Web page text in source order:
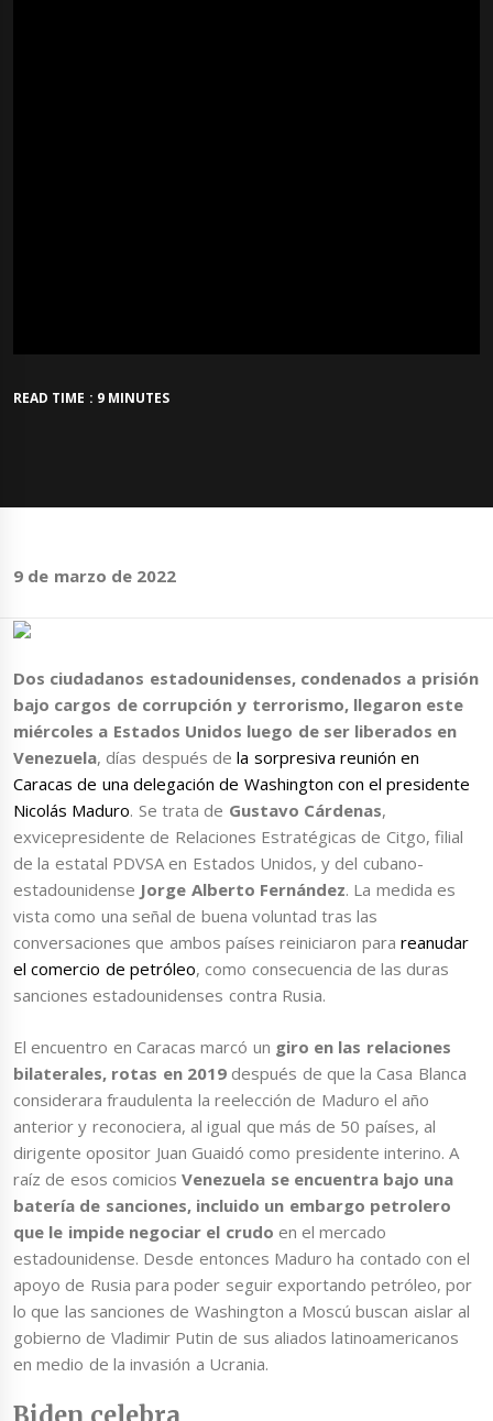
READ TIME : 9 MINUTES
9 de marzo de 2022
Dos ciudadanos estadounidenses, condenados a prisión
bajo cargos de corrupción y terrorismo,llegaron este
miércoles a Estados Unidos luego de ser liberados en
Venezuela, días después dela sorpresiva reunión en
Caracas de una delegación de Washington con el presidente
Nicolás Maduro. Se trata de Gustavo Cárdenas,
exvicepresidente de Relaciones Estratégicas de Citgo, filial
de la estatal PDVSA en Estados Unidos, y del cubano-
estadounidense Jorge Alberto Fernández. La medida es
vista como una señal de buena voluntad tras las
conversaciones que ambos países reiniciaron para reanudar
el comercio de petróleo, como consecuencia de las duras
sanciones estadounidenses contra Rusia.
El encuentro en Caracas marcó un giro en las relaciones
bilaterales, rotas en 2019después de que la Casa Blanca
considerara fraudulenta la reelección de Maduro el año
anterior y reconociera, al igual que más de 50 países, al
dirigente opositor Juan Guaidó como presidente interino. A
raíz de esos comiciosVenezuela se encuentra bajo una
batería de sanciones, incluido un embargo petrolero
que le impide negociar el crudo en el mercado
estadounidense. Desde entonces Maduro ha contado con el
apoyo de Rusia para poder seguir exportando petróleo, por
lo que las sanciones de Washington a Moscú buscan aislar al
gobierno de Vladimir Putin de sus aliados latinoamericanos
en medio de la invasión a Ucrania.